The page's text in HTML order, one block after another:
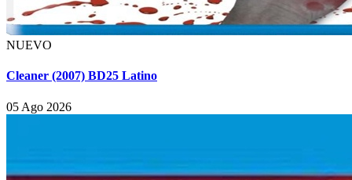
NUEVO
Cleaner (2007) BD25 Latino
05 Ago 2026